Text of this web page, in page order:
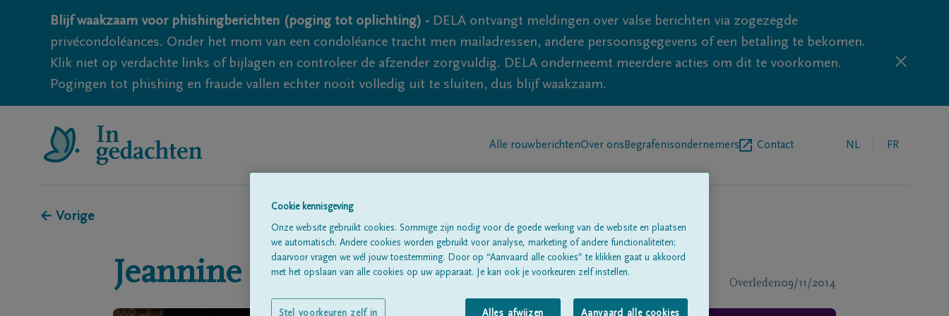
Blijf waakzaam voor phishingberichten (poging tot oplichting) - DELA ontvangt meldingen over valse berichten via zogezegde
privécondoléances. Onder het mom van een condoléance tracht men mailadressen, andere persoonsgegevens of een betaling te bekomen.
Klik niet op verdachte links of bijlagen en controleer de afzender zorgvuldig. DELA onderneemt meerdere acties om dit te voorkomen.
Pogingen tot phishing en fraude vallen echter nooit volledig uit te sluiten, dus blijf waakzaam.
Alle rouwberichtenOver ons Begrafenisondernemers Contact NL FR
← Vorige
Jeannine HEUZE Overleden09/11/2014
Cookie kennisgeving
Onze website gebruikt cookies. Sommige zijn nodig voor de goede werking van de website en plaatsen
we automatisch. Andere cookies worden gebruikt voor analyse, marketing of andere functionaliteiten;
daarvoor vragen we wél jouw toestemming. Door op “Aanvaard alle cookies” te klikken gaat u akkoord
met het opslaan van alle cookies op uw apparaat. Je kan ook je voorkeuren zelf instellen.
Alles afwijzen Aanvaard alle cookies
Stel voorkeuren zelf in